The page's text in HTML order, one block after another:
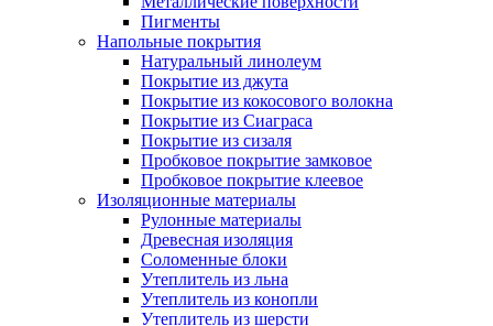
Пигменты
Напольные покрытия
Натуральный линолеум
Покрытие из джута
Покрытие из кокосового волокна
Покрытие из Сиаграса
Покрытие из сизаля
Пробковое покрытие замковое
Пробковое покрытие клеевое
Изоляционные материалы
Рулонные материалы
Древесная изоляция
Соломенные блоки
Утеплитель из льна
Утеплитель из конопли
Утеплитель из шерсти